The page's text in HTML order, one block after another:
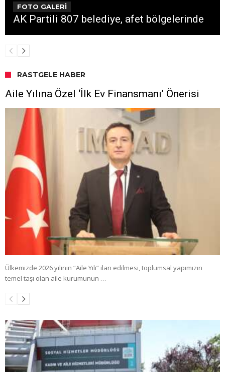
FOTO GALERİ
AK Partili 807 belediye, afet bölgelerinde
RASTGELE HABER
Aile Yılına Özel ‘İlk Ev Finansmanı’ Önerisi
Ülkemizde 2026 yılının “Aile Yılı” ilan edilmesi, toplumsal yapımızın
temel taşı olan aile kurumunun …